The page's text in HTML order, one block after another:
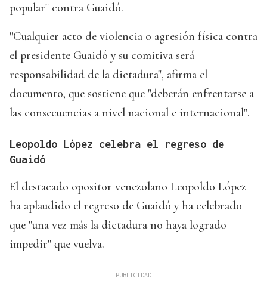
popular" contra Guaidó.
"Cualquier acto de violencia o agresión física contra
el presidente Guaidó y su comitiva será
responsabilidad de la dictadura", afirma el
documento, que sostiene que "deberán enfrentarse a
las consecuencias a nivel nacional e internacional".
Leopoldo López celebra el regreso de
Guaidó
El destacado opositor venezolano Leopoldo López
ha aplaudido el regreso de Guaidó y ha celebrado
que "una vez más la dictadura no haya logrado
impedir" que vuelva.